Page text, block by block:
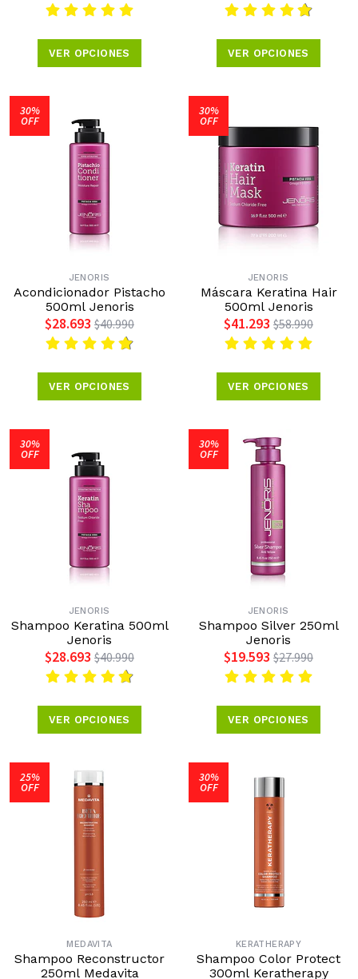
VER OPCIONES VER OPCIONES
30%
OFF
JENORIS
Acondicionador Pistacho
500ml Jenoris
$28.693 $40.990
VER OPCIONES
30%
OFF
JENORIS
Máscara Keratina Hair
500ml Jenoris
$41.293 $58.990
VER OPCIONES
30%
OFF
JENORIS
Shampoo Keratina 500ml
Jenoris
$28.693 $40.990
VER OPCIONES
30%
OFF
JENORIS
Shampoo Silver 250ml
Jenoris
$19.593 $27.990
VER OPCIONES
25%
OFF
MEDAVITA
Shampoo Reconstructor
250ml Medavita
30%
OFF
KERATHERAPY
Shampoo Color Protect
300ml Keratherapy